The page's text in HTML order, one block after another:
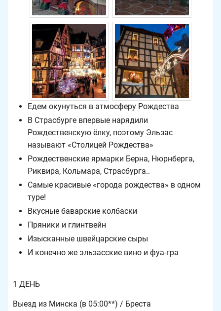
Едем окунуться в атмосферу Рождества
В Страсбурге впервые нарядили
Рождественскую ёлку, поэтому Эльзас
называют «Столицей Рождества»
Рождественские ярмарки Берна, Нюрнберга,
Риквира, Кольмара, Страсбурга..
Самые красивые «города рождества» в одном
туре!
Вкусные баварские колбаски
Пряники и глинтвейн
Изысканные швейцарские сыры
И конечно же эльзасские вино и фуа-гра
1 ДЕНЬ
Выезд из Минска (в 05:00**) / Бреста